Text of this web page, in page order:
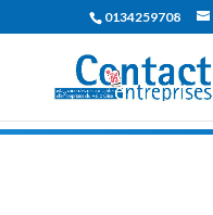
0134259708